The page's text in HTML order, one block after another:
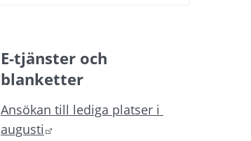
E-tjänster och
blanketter
Ansökan till lediga platser i
augusti